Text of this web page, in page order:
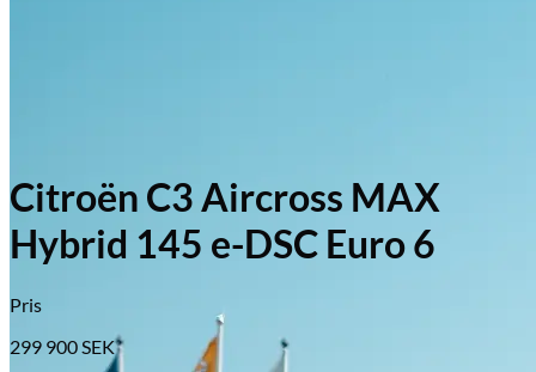
Citroën C3 Aircross MAX
Hybrid 145 e-DSC Euro 6
Pris
299 900 SEK